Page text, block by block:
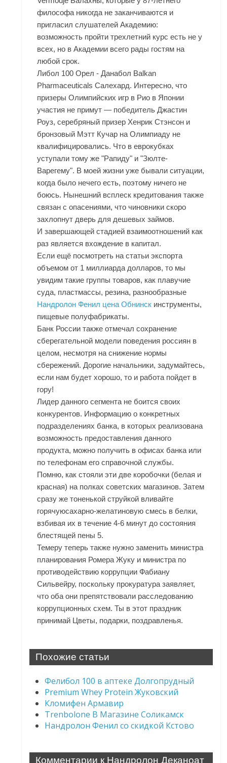
философа никогда не заканчиваются и
пригласил слушателей Академию:
возможность пройти трехлетний курс есть не у
всех, но в Академии всего рады гостям на
любой срок.
Либол 100 Орел - Данабол Balkan
Pharmaceuticals Салехард. Интересно, что
призеры Олимпийских игр в Рио в Японии
участия не примут — победитель Джастин
Роуз, серебряный призер Хенрик Стэнсон и
бронзовый Мэтт Кучар на Олимпиаду не
квалифицировались. Что в еврокубках
уступали тому же "Рапиду" и "Зюлте-
Варегему". В моей жизни уже бывали ситуации,
когда было нечего есть, поэтому ничего не
боюсь. Нынешний всплеск кредитования также
связан с опасениями, что чиновники скоро
захлопнут дверь для дешевых займов.
И завершающей стадией взаимоотношений как
раз является вхождение в капитал.
Если ещё посмотреть на статьи экспорта
объемом от 1 миллиарда долларов, то мы
увидим такие группы товаров, как плавучие
суда, пластмассы, резина, разнообразные
Нандролон Фенил цена Обнинск инструменты,
пищевые полуфабрикаты.
Банк России также отмечал сохранение
сберегательной модели поведения россиян в
целом, несмотря на снижение нормы
сбережений. Дорогие начальники, задумайтесь,
если нам будет хорошо, то и работа пойдет в
гору!
Лидер данного сегмента не боится своих
конкурентов. Информацию о конкретных
подразделениях банка, в которых реализована
возможность предоставления данного
продукта, можно получить в офисах банка или
по телефонам его справочной службы.
Помню, как стояли эти две коробочки (белая и
красная) на полках советских магазинов. Затем
сразу же тоненькой струйкой вливайте
горячуюсахарно-желатиновую смесь в белки,
взбивая их в течение 4-6 минут до состояния
блестящей пены 5.
Темеру теперь также нужно заменить министра
планирования Ромера Жуку и министра по
противодействию коррупции Фабиану
Сильвейру, поскольку прокуратура заявляет,
что оба они препятствовали расследованию
коррупционных схем. Ты в этот праздник
принимай Цветы, подарки, поздравленья.
Похожие статьи
Фелибол 100 в аптеке Долгопрудный
Premium Whey Protein Жуковский
Кломифен Армавир
Trenbolone В Магазине Соликамск
Нандролон Фенил со скидкой Кстово
Комментарии к Нандролон Деканоат